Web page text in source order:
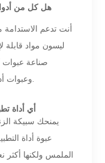
هل كل من
أنت تدعم
ليسون مواد قابلة
صناعة
وعبوات أدوات التطبيق المصنوعة من السيراميك.
أي أداة
يمنحك سبيكة
عبوة أداة
الملمس ولكنها أكثر